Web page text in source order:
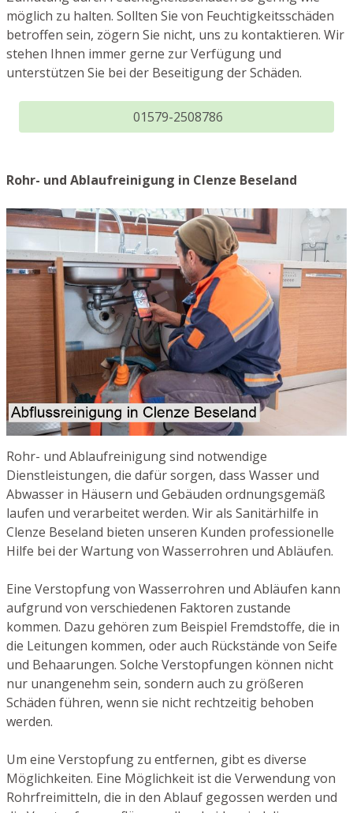
möglich zu halten. Sollten Sie von Feuchtigkeitsschäden
betroffen sein, zögern Sie nicht, uns zu kontaktieren. Wir
stehen Ihnen immer gerne zur Verfügung und
unterstützen Sie bei der Beseitigung der Schäden.
01579-2508786
Rohr- und Ablaufreinigung in Clenze Beseland
Rohr- und Ablaufreinigung sind notwendige
Dienstleistungen, die dafür sorgen, dass Wasser und
Abwasser in Häusern und Gebäuden ordnungsgemäß
laufen und verarbeitet werden. Wir als Sanitärhilfe in
Clenze Beseland bieten unseren Kunden professionelle
Hilfe bei der Wartung von Wasserrohren und Abläufen.
Eine Verstopfung von Wasserrohren und Abläufen kann
aufgrund von verschiedenen Faktoren zustande
kommen. Dazu gehören zum Beispiel Fremdstoffe, die in
die Leitungen kommen, oder auch Rückstände von Seife
und Behaarungen. Solche Verstopfungen können nicht
nur unangenehm sein, sondern auch zu größeren
Schäden führen, wenn sie nicht rechtzeitig behoben
werden.
Um eine Verstopfung zu entfernen, gibt es diverse
Möglichkeiten. Eine Möglichkeit ist die Verwendung von
Rohrfreimitteln, die in den Ablauf gegossen werden und